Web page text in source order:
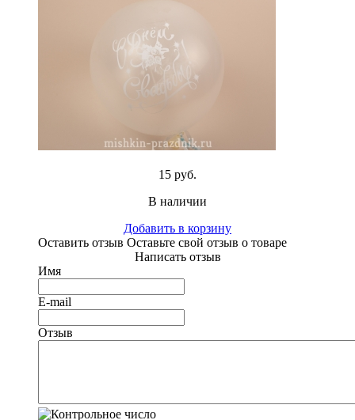
15 руб.
В наличии
Добавить в корзину
Оставить отзыв Оставьте свой отзыв о товаре
Написать отзыв
Имя
E-mail
Отзыв